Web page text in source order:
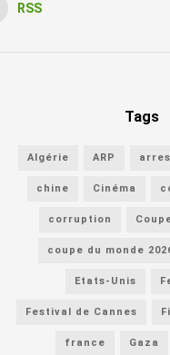
RSS
Tags
Algérie ARP
chine Cinéma
corruption
coupe du monde
Etats-Unis
Festival de Cannes
france Gaza